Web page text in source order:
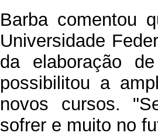
Barba comentou
Universidade
da elaboração
possibilitou a
novos cursos.
sofrer e muito no